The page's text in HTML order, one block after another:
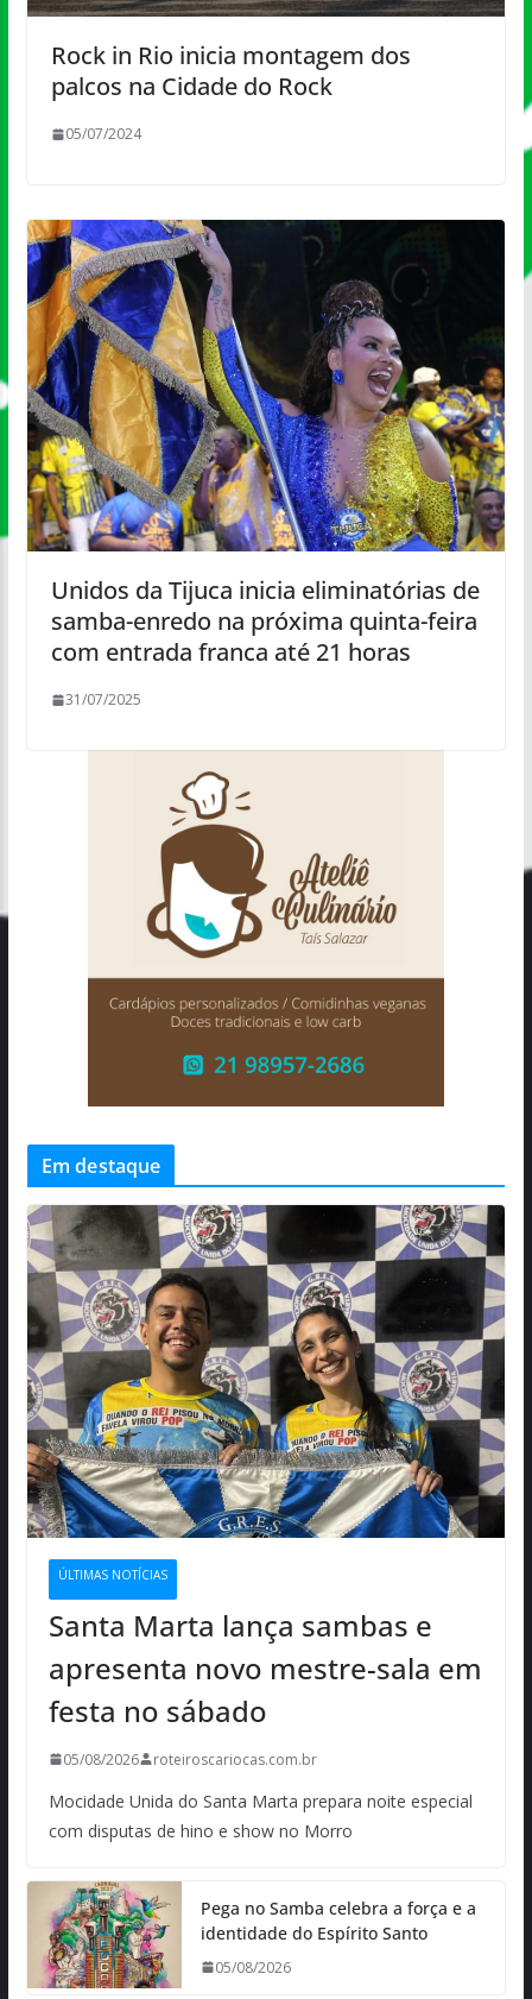
Rock in Rio inicia montagem dos
palcos na Cidade do Rock
05/07/2024
Unidos da Tijuca inicia eliminatórias de
samba-enredo na próxima quinta-feira
com entrada franca até 21 horas
31/07/2025
Em destaque
ÚLTIMAS NOTÍCIAS
Santa Marta lança sambas e
apresenta novo mestre-sala em
festa no sábado
05/08/2026 roteiroscariocas.com.br
Mocidade Unida do Santa Marta prepara noite especial
com disputas de hino e show no Morro
Pega no Samba celebra a força e a
identidade do Espírito Santo
05/08/2026